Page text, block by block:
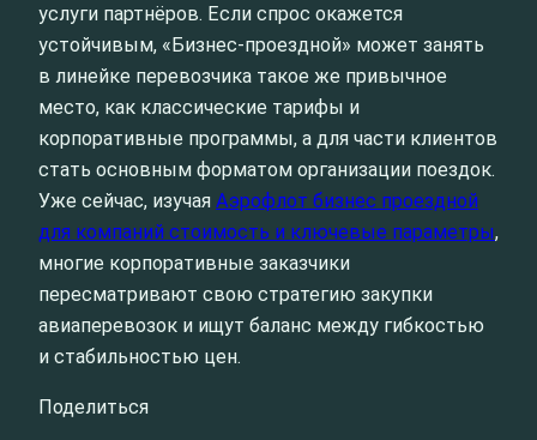
услуги партнёров. Если спрос окажется
устойчивым, «Бизнес‑проездной» может занять
в линейке перевозчика такое же привычное
место, как классические тарифы и
корпоративные программы, а для части клиентов
стать основным форматом организации поездок.
Уже сейчас, изучая Аэрофлот бизнес проездной
для компаний стоимость и ключевые параметры,
многие корпоративные заказчики
пересматривают свою стратегию закупки
авиаперевозок и ищут баланс между гибкостью
и стабильностью цен.
Поделиться